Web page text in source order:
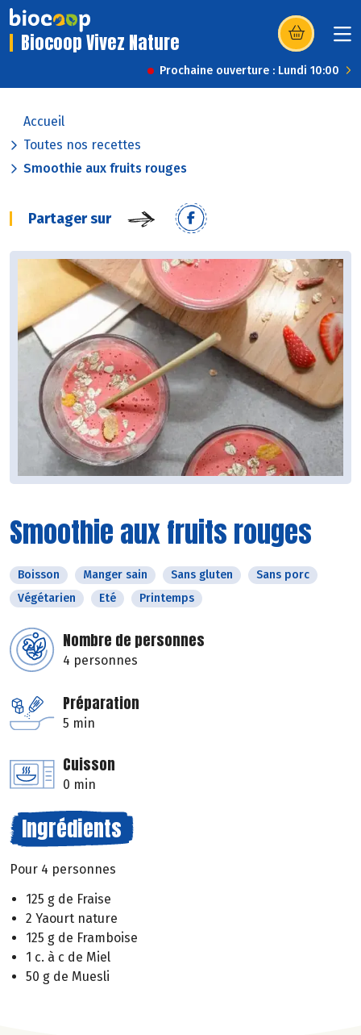
Biocoop Vivez Nature (s’ouvre dans
Prochaine ouverture : Lundi 10:00
Accueil
Toutes nos recettes
Smoothie aux fruits rouges
Partager sur
Smoothie aux fruits rouges
Boisson Manger sain Sans gluten
Sans porc
Végétarien
Eté Printemps
Nombre de personnes
4 personnes
Préparation
5 min
Cuisson
0 min
Ingrédients
Pour 4 personnes
125 g de Fraise
2 Yaourt nature
125 g de Framboise
1 c. à c de Miel
50 g de Muesli